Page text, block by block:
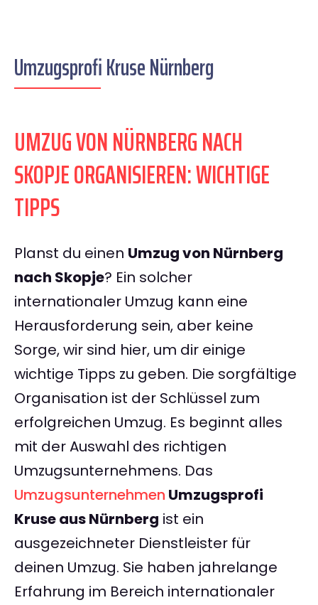
Umzugsprofi Kruse Nürnberg
UMZUG VON NÜRNBERG NACH
SKOPJE ORGANISIEREN: WICHTIGE
TIPPS
Planst du einen Umzug von Nürnberg
nach Skopje? Ein solcher
internationaler Umzug kann eine
Herausforderung sein, aber keine
Sorge, wir sind hier, um dir einige
wichtige Tipps zu geben. Die sorgfältige
Organisation ist der Schlüssel zum
erfolgreichen Umzug. Es beginnt alles
mit der Auswahl des richtigen
Umzugsunternehmens. Das
Umzugsunternehmen Umzugsprofi
Kruse aus Nürnberg ist ein
ausgezeichneter Dienstleister für
deinen Umzug. Sie haben jahrelange
Erfahrung im Bereich internationaler